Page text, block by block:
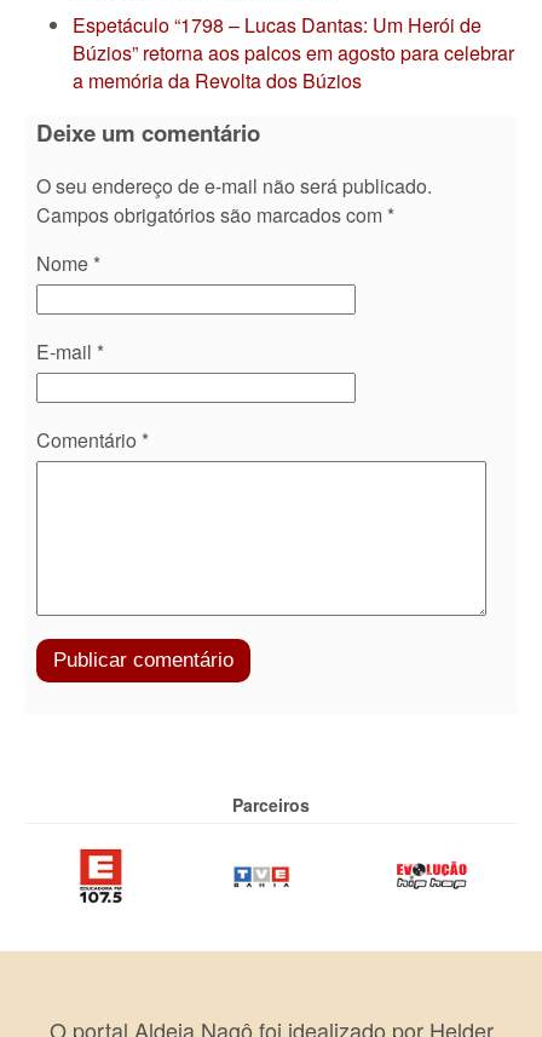
Espetáculo “1798 – Lucas Dantas: Um Herói de
Búzios” retorna aos palcos em agosto para celebrar
a memória da Revolta dos Búzios
Deixe um comentário
O seu endereço de e-mail não será publicado.
Campos obrigatórios são marcados com *
Nome *
E-mail *
Comentário *
Parceiros
O portal Aldeia Nagô foi idealizado por Helder